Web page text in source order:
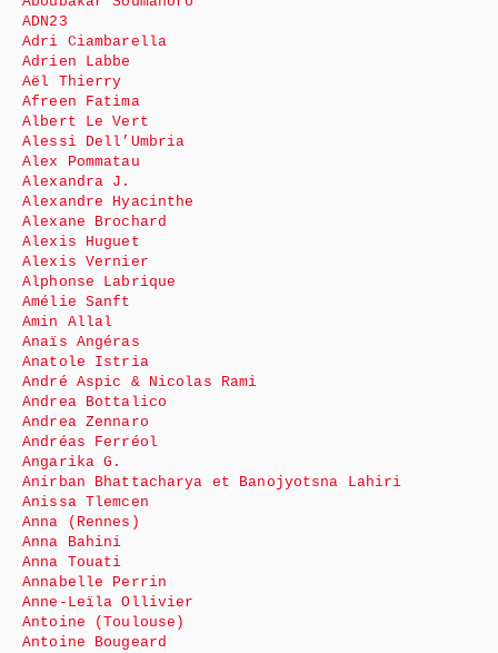
ADN23
Adri Ciambarella
Adrien Labbe
Aël Thierry
Afreen Fatima
Albert Le Vert
Alessi Dell’Umbria
Alex Pommatau
Alexandra J.
Alexandre Hyacinthe
Alexane Brochard
Alexis Huguet
Alexis Vernier
Alphonse Labrique
Amélie Sanft
Amin Allal
Anaïs Angéras
Anatole Istria
André Aspic & Nicolas Rami
Andrea Bottalico
Andrea Zennaro
Andréas Ferréol
Angarika G.
Anirban Bhattacharya et Banojyotsna Lahiri
Anissa Tlemcen
Anna (Rennes)
Anna Bahini
Anna Touati
Annabelle Perrin
Anne-Leïla Ollivier
Antoine (Toulouse)
Antoine Bougeard